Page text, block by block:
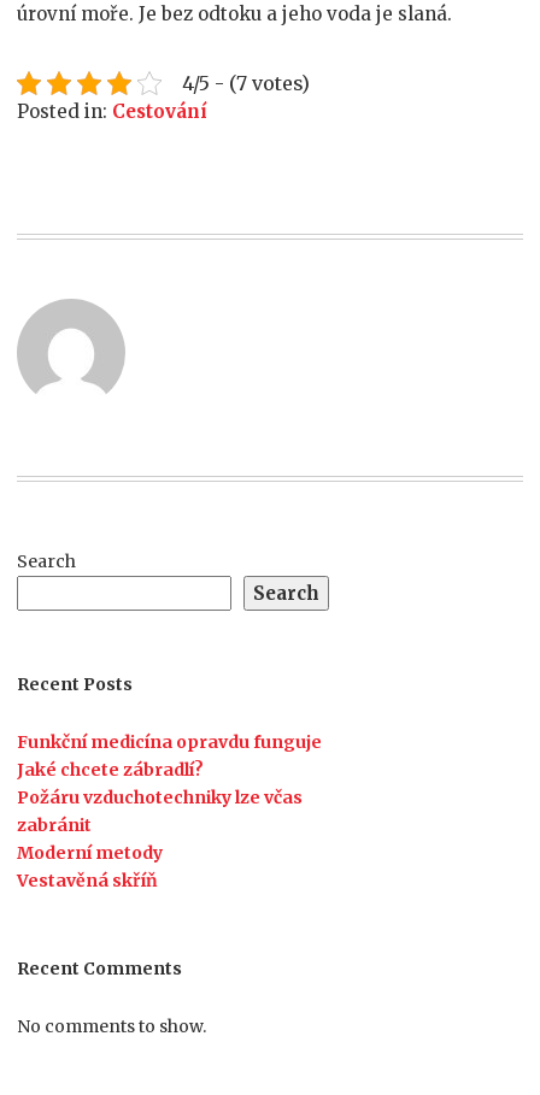
úrovní moře. Je bez odtoku a jeho voda je slaná.
4/5 - (7 votes)
Posted in: Cestování
Search
Search
Recent Posts
Funkční medicína opravdu funguje
Jaké chcete zábradlí?
Požáru vzduchotechniky lze včas
zabránit
Moderní metody
Vestavěná skříň
Recent Comments
No comments to show.